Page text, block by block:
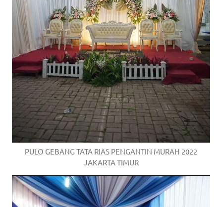
PULO GEBANG TATA RIAS PENGANTIN MURAH 2022
JAKARTA TIMUR